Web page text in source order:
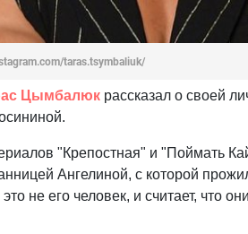
taras.tsymbaliuk/
Цымбалюк рассказал о своей
"Крепостная" и "Поймать
Ангелиной, с которой
не его человек, и считает, что